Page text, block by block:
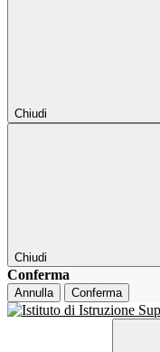
Chiudi
Chiudi
Conferma
Annulla Conferma